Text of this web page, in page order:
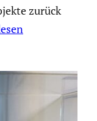
zurück